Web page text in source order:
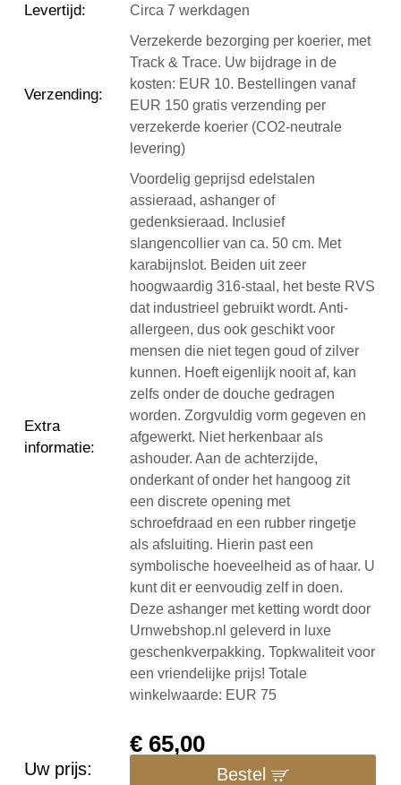
Levertijd: Circa 7 werkdagen
Verzending:
Verzekerde bezorging per koerier, met
Track & Trace. Uw bijdrage in de
kosten: EUR 10. Bestellingen vanaf
EUR 150 gratis verzending per
verzekerde koerier (CO2-neutrale
levering)
Extra
informatie:
Voordelig geprijsd edelstalen
assieraad, ashanger of
gedenksieraad. Inclusief
slangencollier van ca. 50 cm. Met
karabijnslot. Beiden uit zeer
hoogwaardig 316-staal, het beste RVS
dat industrieel gebruikt wordt. Anti-
allergeen, dus ook geschikt voor
mensen die niet tegen goud of zilver
kunnen. Hoeft eigenlijk nooit af, kan
zelfs onder de douche gedragen
worden. Zorgvuldig vorm gegeven en
afgewerkt. Niet herkenbaar als
ashouder. Aan de achterzijde,
onderkant of onder het hangoog zit
een discrete opening met
schroefdraad en een rubber ringetje
als afsluiting. Hierin past een
symbolische hoeveelheid as of haar. U
kunt dit er eenvoudig zelf in doen.
Deze ashanger met ketting wordt door
Urnwebshop.nl geleverd in luxe
geschenkverpakking. Topkwaliteit voor
een vriendelijke prijs! Totale
winkelwaarde: EUR 75
Uw prijs:
€ 65,00
Bestel